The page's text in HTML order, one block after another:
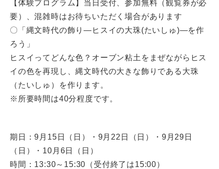
【体験プログラム】当日受付、参加無料（観覧券が必
要）、混雑時はお待ちいただく場合があります
〇「縄文時代の飾り―ヒスイの大珠(たいしゅ)―を作
ろう」
ヒスイってどんな色？オーブン粘土をまぜながらヒス
イの色を再現し、縄文時代の大きな飾りである大珠
（たいしゅ）を作ります。
※所要時間は40分程度です。
期日：9月15日（日）・9月22日（日）・9月29日
（日）・10月6日（日）
時間：13:30～15:30（受付終了は15:00）